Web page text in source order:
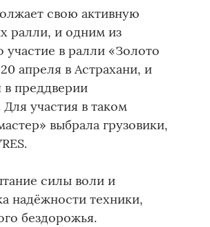
свою активную
ралли, и одним из
в ралли «Золото
апреля в Астрахани, и
преддверии
участия в таком
выбрала грузовики,
силы воли и
надёжности техники,
бездорожья.